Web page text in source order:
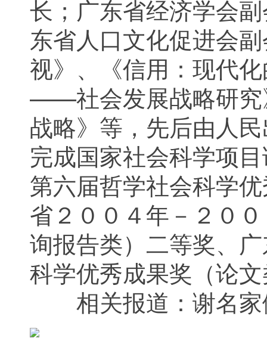
长；广东省经济学会
东省人口文化促进会
视》、《信用：现代
——社会发展战略研
战略》等，先后由人
完成国家社会科学项
第六届哲学社会科学
省２００４年－２０
询报告类）二等奖、
科学优秀成果奖（论
相关报道：谢名家